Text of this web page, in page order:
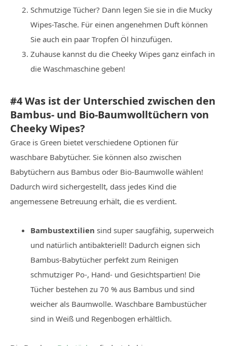
Schmutzige Tücher? Dann legen Sie sie in die Mucky
Wipes-Tasche. Für einen angenehmen Duft können
Sie auch ein paar Tropfen Öl hinzufügen.
Zuhause kannst du die Cheeky Wipes ganz einfach in
die Waschmaschine geben!
#4 Was ist der Unterschied zwischen den
Bambus- und Bio-Baumwolltüchern von
Cheeky Wipes?
Grace is Green bietet verschiedene Optionen für
waschbare Babytücher. Sie können also zwischen
Babytüchern aus Bambus oder Bio-Baumwolle wählen!
Dadurch wird sichergestellt, dass jedes Kind die
angemessene Betreuung erhält, die es verdient.
Bambustextilien sind super saugfähig, superweich
und natürlich antibakteriell! Dadurch eignen sich
Bambus-Babytücher perfekt zum Reinigen
schmutziger Po-, Hand- und Gesichtspartien! Die
Tücher bestehen zu 70 % aus Bambus und sind
weicher als Baumwolle. Waschbare Bambustücher
sind in Weiß und Regenbogen erhältlich.